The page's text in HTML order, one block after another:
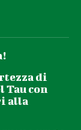
di
Tau con
alla